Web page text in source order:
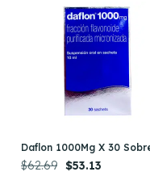
Daflon 1000Mg X 30
$62.69 $53.13